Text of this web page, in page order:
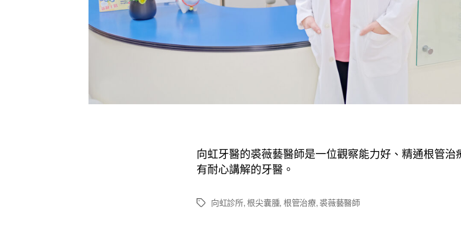
向虹牙醫的裘薇藝醫師是一位觀察能力好、精通根管治
有耐心講解的牙醫。
標
向虹診所,根尖囊腫, 根管治療, 裘薇藝醫師